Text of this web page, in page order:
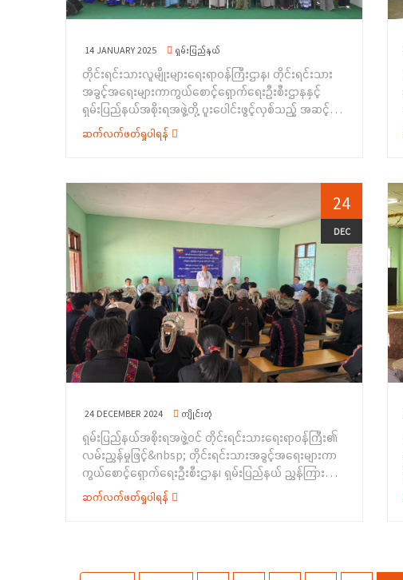
မှ ညွှန်ကြားရေးမှူး ဦးချစ်ဇော်လင်းက တိုင်းရင်းသားလူမျိုး
နည်းဥပဒေများပါ အချက်အလက်များ၊ တိုင်းရင်းသားရေးရာ
အသက်မွေးဝမ်းကျောင်းပညာလိုအပ်ချက်တို့ကို ဆန်းစစ်စီမံ
ခြင်းအစီအစဉ်ဆောင်ရွက်ရခြင်း၏ ရည်ရွယ်ချက်ကို
လည်းကောင်း၊ တိုင်းရင်းသားစာပေနှင့် ယဉ်ကျေးမှုဦးစီးဌာန
မှ လက်ထောက်ညွှန်ကြားရေးမှူး ဦးစိုင်းဖုန်းကျော်က
ခန့်အပ်ထားမှု ကိစ္စများနှင့် တိုင်းရင်းသားစာပေနှင့်
အကြောင်း ကိုလည်းကောင်း၊ ရှမ်းပြည်နယ် (တောင်ပိုင်း)
မူးယစ်ရဲတပ်ဖွဲ့မှ ရဲမှူးအေးမင်းကျော်က မူးယစ် ဆေးဝါးနှင့်
စိတ်ကို ပြောင်းလဲစေတတ်သော ဆေးဝါးများဆိုင်ရာအန္တရာယ်
တို့ကိုလည်းကောင်း၊ ရှမ်းပြည်နယ် (တောင်ပိုင်း) လူကုန်ကူးမှု
တားဆီးနှိမ်နှင်းရေးရဲတပ်ဖွဲ့မှ ဒုရဲမှူး တင်မောင်မြင့်က လူကုန်
ကူးမှုတားဆီးနှိမ်နင်းရေးဆိုင်ရာကိစ္စရပ်များ အကြောင်းကို
လည်းကောင်း၊ နမ့်စန်မြို့၊ လူမှု ဝန်ထမ်းဦးစီးဌာနမှ ဒုတိယ
ဦးစီးမှူး ဒေါ်ဆုဝေဝေဖြိုးက အမျိုးသမီးအခွင့်အရေး၊ မ
သန်စွမ်းအခွင့် အရေး၊ ကလေးသူငယ်အခွင့်အရေး၊ အဆိုး
ရွားဆုံးပုံစံဖြင့် ခိုင်းစေခံရသော ကလေးအလုပ်သမားများ
သည့်ကိစ္စရပ်များ အကြောင်းကိုလည်း ကောင်း၊ ပတ်ဝန်းကျင်
ထိန်းသိမ်းရေးဦးစီးဌာနမှ ဦးစီးအရာရှိ ဦးစည်သူနိုင်က
ပတ်ဝန်းကျင်စီမံ ခန့်ခွဲမှုနှင့် ရာသီဥတုပြောင်းလဲမှုဆိုင်ရာကိစ္စ
ရပ်များ အကြောင်းကိုလည်းကောင်း&nbsp; အသီးသီးအသိ
ပညာပေး ရှင်းလင်းပြောကြားခဲ့ကြပါသည်။&nbsp;ထို့နောက်
ရှမ်းပြည်နယ် အစိုးရအဖွဲ့မှ ထောက်ပံ့ငွေများကို ဒေသခံများ
ကာကွယ်စောင့်ရှောက်ရေးဦးစီးဌာနမှ ဝန်ထမ်းများက
14 JANUARY 2025 ရှမ်းပြည်နယ်
တိုင်းရင်းသားလူမျိုးများရေးရာဝန်ကြီးဌာန၊ တိုင်းရင်းသား
အခွင့်အရေးများကာကွယ်စောင့်ရှောက်ရေးဦးစီးဌာနနှင့်
ရှမ်းပြည်နယ်အစိုးရအဖွဲ့တို့ ပူးပေါင်းဖွင့်လှစ်သည့် အဆင့်မြင့်
မော်တော်ဆိုင်ကယ်စက်ပြင်သင်တန်းအမှတ်စဉ် (၁/၂၀၂၄)၊
ဝါးအခြေခံလက်မှုထည်ထုတ်လုပ်မှုနည်းပညာ
ထုတ်လုပ်မှုနည်းပညာသင်တန်း(၁/၂၀၂၅) သင်တန်းများဆင်း
ပွဲကို ၂၀၂၅ ခုနှစ်၊ ဇန်နဝါရီလ ၁၀ ရက်နေ့တွင် ရှမ်းပြည်နယ်၊
တောင်ကြီးခရိုင်၊ အေးသာယာမြို့ရှိ တိုင်းရင်းသားလူမျိုးများ
ရေးရာဝန်ကြီးဌာန၊ ရှမ်းပြည်နယ်တိုင်းရင်းသားရေးရာ နှင့်
သက်မွေးပညာသင်တန်းစင်တာ၌ ကျင်းပခဲ့ပါသည်။
အခမ်းအနားတွင် ရှမ်းပြည်နယ်ဝန်ကြီးချုပ်ဦးအောင်အောင်
က အမှာစကားပြောကြားခဲ့ပြီး ရှမ်းပြည်နယ်အစိုးရအဖွဲ့က
ထောက်ပံ့သည့် ထောက်ပံ့ပစ္စည်းများနှင့် သင်တန်းဆင်း
လက်မှတ်များကို သင်တန်းသား/သူများအား ပေးအပ်ခဲ့
ပါသည်။ ထို့နောက်&nbsp; သင်တန်းသား/သူများကိုယ်စား
သင်တန်းသူတစ်ဦးက ကျေးဇူးတင်စကားပြောကြားခဲ့ပါသည်။
ထို့နောက် ရှမ်းပြည်နယ်ဝန်ကြီးချုပ်၊ ရှမ်းပြည်နယ်အစိုးရအဖွဲ့
စောင့်ရှောက်ရေးဦးစီးဌာန၊ ညွှန်ကြားရေးမှူးချုပ်နှင့်
ဝါးလက်မှုပစ္စည်းများနှင့် လူသုံးကုန်ပစ္စည်းများ ခင်းကျင်း
ပြသထားမှုများကို လှည့်လှည်ကြည့်ရှုရာ သင်တန်းနည်းပြနှင့်
သင်တန်းသား/သူများမှ ကုန်ပစ္စည်းများနှင့် စပ်လျဉ်း၍
လိုက်လံရှင်းလင်းပြသခဲ့ပါသည်။အဆိုပါ သင်တန်းများတွင်
ဆက်လက်ဖတ်ရှုပါရန်
24
DEC
24 DECEMBER 2024 ကျိုင်းတုံ
ရှမ်းပြည်နယ်အစိုးရအဖွဲ့ဝင် တိုင်းရင်းသားရေးရာဝန်ကြီး၏
လမ်းညွှန်မှုဖြင့်&nbsp; တိုင်းရင်းသားအခွင့်အရေးများကာ
ကွယ်စောင့်ရှောက်ရေးဦးစီးဌာန၊ ရှမ်းပြည်နယ် ညွှန်ကြားရေး
မှူးရုံးမှဦးစီး၍ ရှမ်းပြည်နယ် အစိုးရအဖွဲ့၏ ခွင့်ပြုဘဏ္ဍာ
ရန်ပုံငွေဖြင့် တိုင်းရင်းသားရေးရာအသိပညာပေးဟောပြော
ဆက်လက်ဖတ်ရှုပါရန်